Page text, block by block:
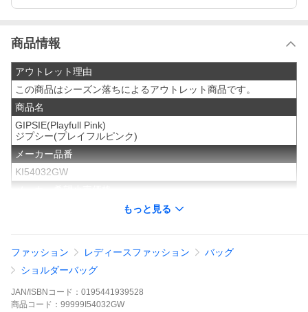
商品情報
アウトレット理由
この商品はシーズン落ちによるアウトレット商品です。
商品名
GIPSIE(Playfull Pink)
ジプシー(プレイフルピンク)
メーカー品番
KI54032GW
※外寸最大長のサイズです。必ずご確認ください。
素材／材質
ナイロン100%
重量、容量
もっと見る
ファッション レディースファッション
バッグ
ショルダーバッグ
JAN/ISBNコード： 0195441939528
商品 コード： 99999I54032GW